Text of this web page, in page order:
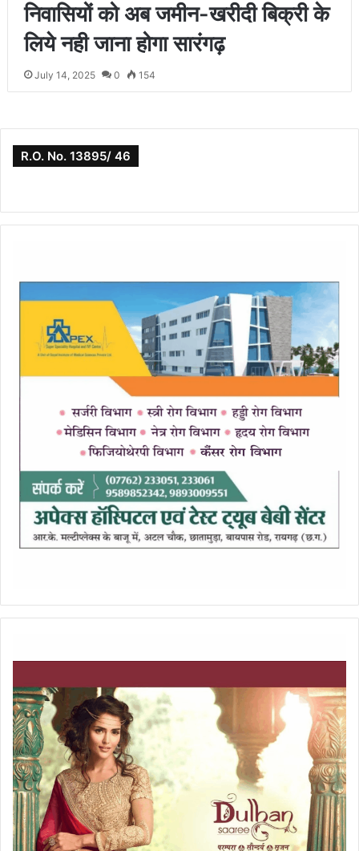
निवासियों को अब जमीन-खरीदी बिक्री के
लिये नही जाना होगा सारंगढ़
July 14, 2025 0 154
R.O. No. 13895/ 46